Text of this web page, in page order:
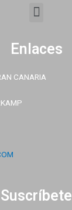
Menu
Enlaces
CANARIA
Suscríbete